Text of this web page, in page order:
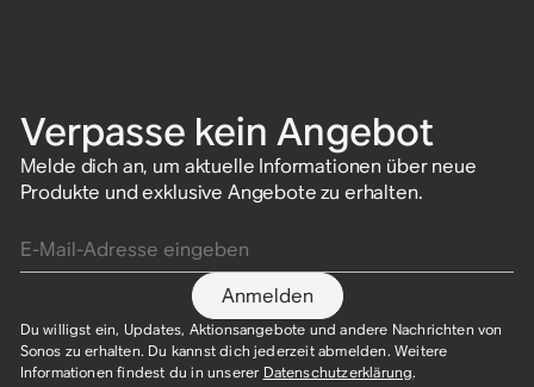
Verpasse kein Angebot
Melde dich an, um aktuelle Informationen über neue
Produkte und exklusive Angebote zu erhalten.
Anmelden
Du willigst ein, Updates, Aktionsangebote und andere Nachrichten von
Sonos zu erhalten. Du kannst dich jederzeit abmelden. Weitere
Informationen findest du in unserer Datenschutzerklärung.​